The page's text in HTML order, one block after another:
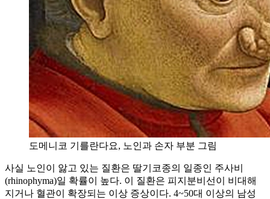
도메니코 기를란다요, 노인과 손자 부분 그림
사실 노인이 앓고 있는 질환은 딸기코종의 일종인 주사비
(rhinophyma)일 확률이 높다. 이 질환은 피지분비선이 비대해
지거나 혈관이 확장되는 이상 증상이다. 4~50대 이상의 남성